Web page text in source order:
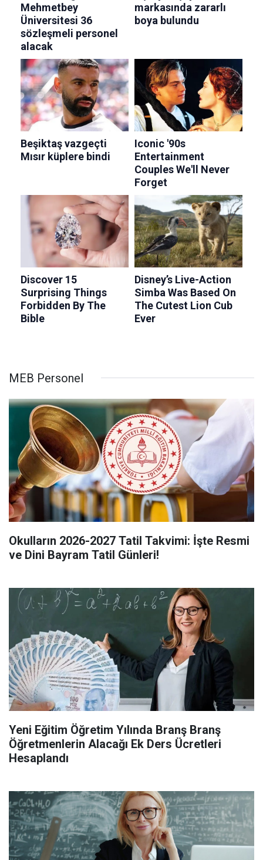
MEB Personel
Okulların 2026-2027 Tatil Takvimi: İşte Resmi
ve Dini Bayram Tatil Günleri!
Yeni Eğitim Öğretim Yılında Branş Branş
Öğretmenlerin Alacağı Ek Ders Ücretleri
Hesaplandı